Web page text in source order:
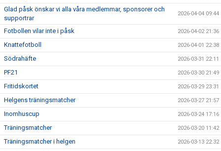
Glad påsk önskar vi alla våra medlemmar, sponsorer och
supportrar
2026-04-04 09:44
Fotbollen vilar inte i påsk 2026-04-02 21:36
Knattefotboll 2026-04-01 22:38
Södrahäfte 2026-03-31 22:11
PF21 2026-03-30 21:49
Fritidskortet 2026-03-29 23:31
Helgens träningsmatcher 2026-03-27 21:57
Inomhuscup 2026-03-24 17:16
Träningsmatcher 2026-03-20 11:42
Träningsmatcher i helgen 2026-03-13 22:32